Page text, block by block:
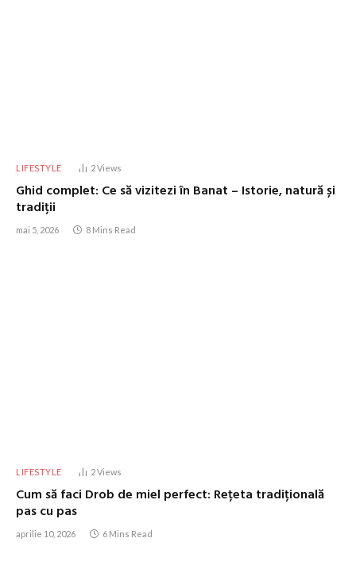
LIFESTYLE 2Views
Ghid complet: Ce să vizitezi în Banat – Istorie, natură și
tradiții
mai 5, 2026 8 Mins Read
LIFESTYLE 2Views
Cum să faci Drob de miel perfect: Rețeta tradițională
pas cu pas
aprilie 10, 2026 6 Mins Read